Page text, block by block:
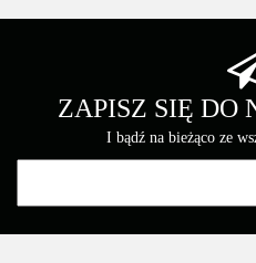
ZAPISZ SIĘ DO
I bądź na bieżąco ze